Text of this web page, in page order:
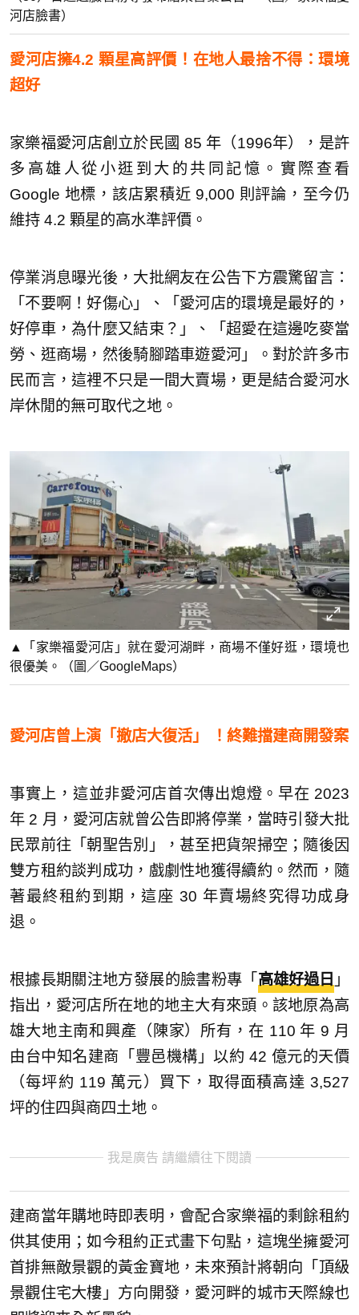
河店臉書）
愛河店擁4.2 顆星高評價！在地人最捨不得：環境
超好
家樂福愛河店創立於民國 85 年（1996年），是許
多高雄人從小逛到大的共同記憶。實際查看
Google 地標，該店累積近 9,000 則評論，至今仍
維持 4.2 顆星的高水準評價。
停業消息曝光後，大批網友在公告下方震驚留言：
「不要啊！好傷心」、「愛河店的環境是最好的，
好停車，為什麼又結束？」、「超愛在這邊吃麥當
勞、逛商場，然後騎腳踏車遊愛河」。對於許多市
民而言，這裡不只是一間大賣場，更是結合愛河水
岸休閒的無可取代之地。
▲「家樂福愛河店」就在愛河湖畔，商場不僅好逛，環境也
很優美。（圖／GoogleMaps）
愛河店曾上演「撤店大復活」 ！終難擋建商開發案
事實上，這並非愛河店首次傳出熄燈。早在 2023
年 2 月，愛河店就曾公告即將停業，當時引發大批
民眾前往「朝聖告別」，甚至把貨架掃空；隨後因
雙方租約談判成功，戲劇性地獲得續約。然而，隨
著最終租約到期，這座 30 年賣場終究得功成身
退。
根據長期關注地方發展的臉書粉專「 高雄好過日 」
指出，愛河店所在地的地主大有來頭。該地原為高
雄大地主南和興產（陳家）所有，在 110 年 9 月
由台中知名建商「豐邑機構」以約 42 億元的天價
（每坪約 119 萬元）買下，取得面積高達 3,527
坪的住四與商四土地。
我是廣告 請繼續往下閱讀
建商當年購地時即表明，會配合家樂福的剩餘租約
供其使用；如今租約正式畫下句點，這塊坐擁愛河
首排無敵景觀的黃金寶地，未來預計將朝向「頂級
景觀住宅大樓」方向開發，愛河畔的城市天際線也